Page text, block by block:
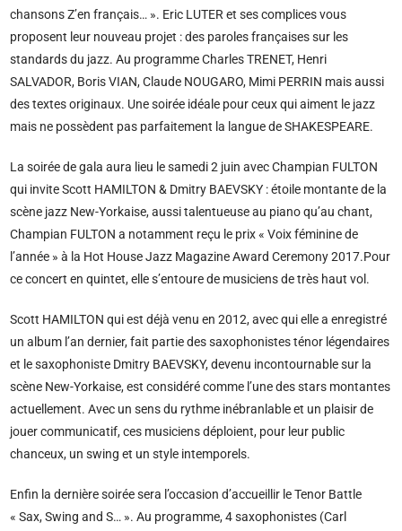
chansons Z’en français… ». Eric LUTER et ses complices vous
proposent leur nouveau projet : des paroles françaises sur les
standards du jazz. Au programme Charles TRENET, Henri
SALVADOR, Boris VIAN, Claude NOUGARO, Mimi PERRIN mais aussi
des textes originaux. Une soirée idéale pour ceux qui aiment le jazz
mais ne possèdent pas parfaitement la langue de SHAKESPEARE.
La soirée de gala aura lieu le samedi 2 juin avec Champian FULTON
qui invite Scott HAMILTON & Dmitry BAEVSKY : étoile montante de la
scène jazz New-Yorkaise, aussi talentueuse au piano qu’au chant,
Champian FULTON a notamment reçu le prix « Voix féminine de
l’année » à la Hot House Jazz Magazine Award Ceremony 2017.Pour
ce concert en quintet, elle s’entoure de musiciens de très haut vol.
Scott HAMILTON qui est déjà venu en 2012, avec qui elle a enregistré
un album l’an dernier, fait partie des saxophonistes ténor légendaires
et le saxophoniste Dmitry BAEVSKY, devenu incontournable sur la
scène New-Yorkaise, est considéré comme l’une des stars montantes
actuellement. Avec un sens du rythme inébranlable et un plaisir de
jouer communicatif, ces musiciens déploient, pour leur public
chanceux, un swing et un style intemporels.
Enfin la dernière soirée sera l’occasion d’accueillir le Tenor Battle
« Sax, Swing and S… ». Au programme, 4 saxophonistes (Carl